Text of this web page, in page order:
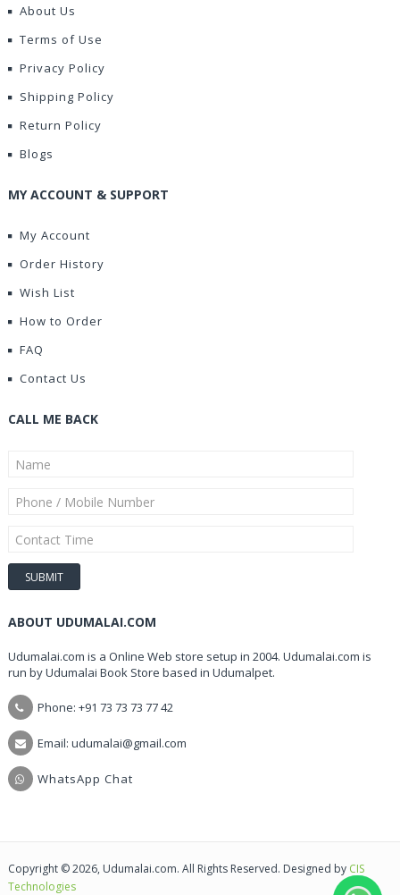
About Us
Terms of Use
Privacy Policy
Shipping Policy
Return Policy
Blogs
MY ACCOUNT & SUPPORT
My Account
Order History
Wish List
How to Order
FAQ
Contact Us
CALL ME BACK
ABOUT UDUMALAI.COM
Udumalai.com is a Online Web store setup in 2004. Udumalai.com is
run by Udumalai Book Store based in Udumalpet.
Phone: +91 73 73 73 77 42
Email: udumalai@gmail.com
WhatsApp Chat
Copyright © 2026, Udumalai.com. All Rights Reserved. Designed by CIS
Technologies